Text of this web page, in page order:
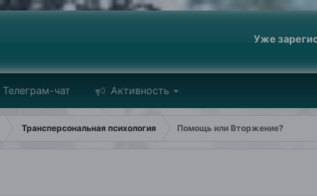
Уже
Телеграм-чат Активность
Трансперсональная психология Помощь или Вторжение?